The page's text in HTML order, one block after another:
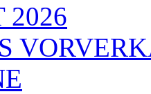
2026